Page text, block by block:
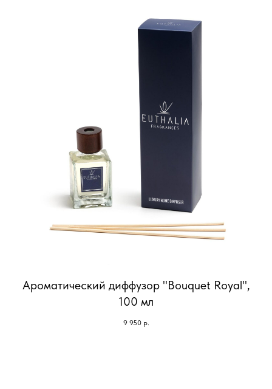
Ароматический диффузор "Bouquet Royal",
100 мл
9 950 р.